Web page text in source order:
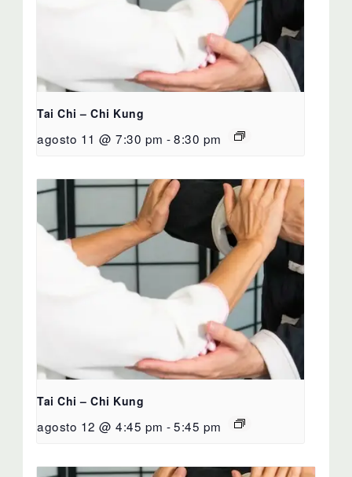
Tai Chi – Chi Kung
agosto 11 @ 7:30 pm -8:30 pm
Tai Chi – Chi Kung
agosto 12 @ 4:45 pm -5:45 pm